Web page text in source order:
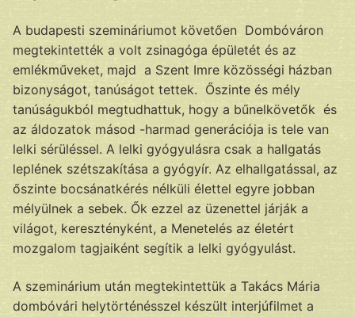
A budapesti szemináriumot követően Dombóváron
megtekintették a volt zsinagóga épületét és az
emlékműveket, majd a Szent Imre közösségi házban
bizonyságot, tanúságot tettek. Őszinte és mély
tanúságukból megtudhattuk, hogy a bűnelkövetők és
az áldozatok másod -harmad generációja is tele van
lelki sérüléssel. A lelki gyógyulásra csak a hallgatás
leplének szétszakítása a gyógyír. Az elhallgatással, az
őszinte bocsánatkérés nélküli élettel egyre jobban
mélyülnek a sebek. Ők ezzel az üzenettel járják a
világot, keresztényként, a Menetelés az életért
mozgalom tagjaiként segítik a lelki gyógyulást.
A szeminárium után megtekintettük a Takács Mária
dombóvári helytörténésszel készült interjúfilmet a